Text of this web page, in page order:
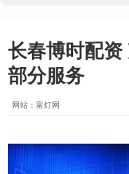
长春博时配
部分服务
网站：富灯网